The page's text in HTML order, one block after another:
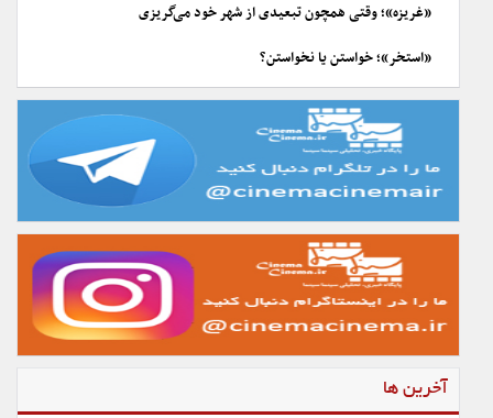
«غریزه»؛ وقتی همچون تبعیدی از شهر خود می‌گریزی
«استخر»؛ خواستن یا نخواستن؟
آخرین ها